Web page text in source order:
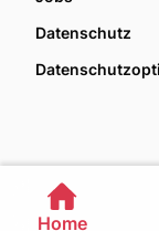
Datenschutz
Home